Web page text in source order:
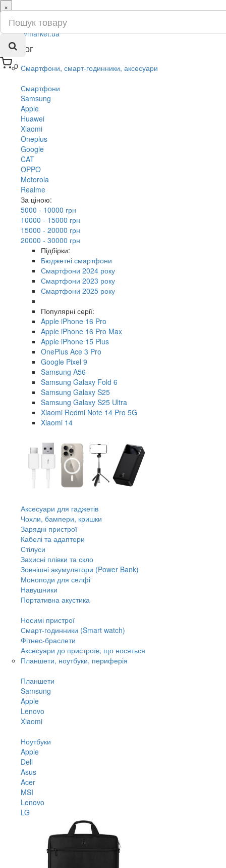
0
×
ru
ua
Каталог
Смартфони, смарт-годинники, аксесуари
Смартфони
Samsung
Apple
Huawei
Xiaomi
Oneplus
Google
CAT
OPPO
Motorola
Realme
За ціною:
5000 - 10000 грн
10000 - 15000 грн
15000 - 20000 грн
20000 - 30000 грн
Підбірки:
Бюджетні смартфони
Смартфони 2024 року
Смартфони 2023 року
Смартфони 2025 року
Популярні серії:
Apple iPhone 16 Pro
Apple iPhone 16 Pro Max
Apple iPhone 15 Plus
OnePlus Ace 3 Pro
Google Pixel 9
Samsung A56
Samsung Galaxy Fold 6
Samsung Galaxy S25
Samsung Galaxy S25 Ultra
Xiaomi Redmi Note 14 Pro 5G
Xiaomi 14
Аксесуари для гаджетів
Чохли, бампери, кришки
Зарядні пристрої
Кабелі та адаптери
Стілуси
Захисні плівки та скло
Зовнішні акумулятори (Power Bank)
Моноподи для селфі
Навушники
Портативна акустика
Носимі пристрої
Смарт-годинники (Smart watch)
Фітнес-браслети
Аксесуари до пристроїв, що носяться
Планшети, ноутбуки, периферія
Планшети
Samsung
Apple
Lenovo
Xiaomi
Ноутбуки
Apple
Dell
Asus
Acer
MSI
Lenovo
LG